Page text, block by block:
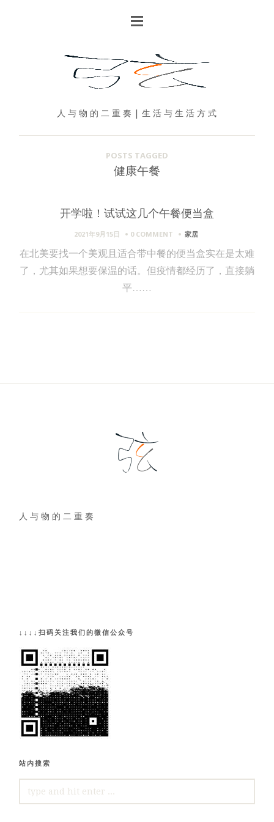
人 与 物 的 二 重 奏 | 生 活 与 生 活 方 式
POSTS TAGGED
健康午餐
开学啦！试试这几个午餐便当盒
2021年9月15日 0 COMMENT 家居
在北美要找一个美观且适合带中餐的便当盒实在是太难
了，尤其如果想要保温的话。但疫情都经历了，直接躺
平……
人 与 物 的 二 重 奏
↓↓↓↓扫码关注我们的微信公众号
站内搜索
FOR: